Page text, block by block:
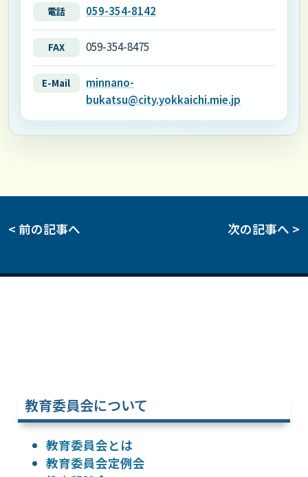
電話 059-354-8142
FAX 059-354-8475
E-Mail
minnano-
bukatsu@city.yokkaichi.mie.jp
< 前の記事へ 次の記事へ >
教育委員会について
教育委員会とは
教育委員会定例会